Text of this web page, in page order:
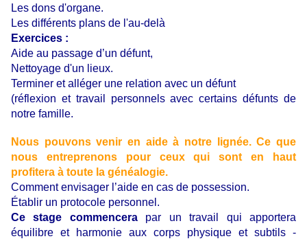
Les dons d'organe.
Les différents plans de l'au-delà
Exercices :
Aide au passage d’un défunt,
Nettoyage d'un lieux.
Terminer et alléger une relation avec un défunt
(réflexion et travail personnels avec certains défunts de
notre famille.
Nous pouvons venir en aide à notre lignée. Ce que
nous entreprenons pour ceux qui sont en haut
profitera à toute la généalogie.
Comment envisager l’aide en cas de possession.
Établir un protocole personnel.
Ce stage commencera par un travail qui apportera
équilibre et harmonie aux corps physique et subtils -